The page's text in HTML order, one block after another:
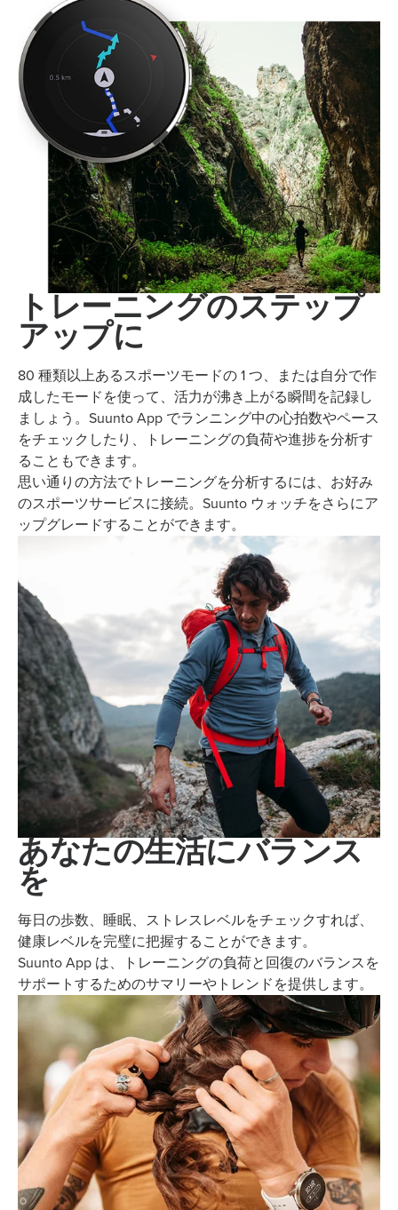
トレーニングのステップ
アップに
80 種類以上あるスポーツモードの 1 つ、または自分で作
成したモードを使って、活力が沸き上がる瞬間を記録し
ましょう。Suunto App でランニング中の心拍数やペース
をチェックしたり、トレーニングの負荷や進捗を分析す
ることもできます。
思い通りの方法でトレーニングを分析するには、お好み
のスポーツサービスに接続。Suunto ウォッチをさらにア
ップグレードすることができます。
あなたの生活にバランス
を
毎日の歩数、睡眠、ストレスレベルをチェックすれば、
健康レベルを完璧に把握することができます。
Suunto App は、トレーニングの負荷と回復のバランスを
サポートするためのサマリーやトレンドを提供します。